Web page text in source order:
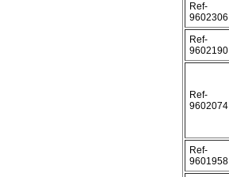
Ref-
9602306
Ref-
9602190
Ref-
9602074
Ref-
9601958